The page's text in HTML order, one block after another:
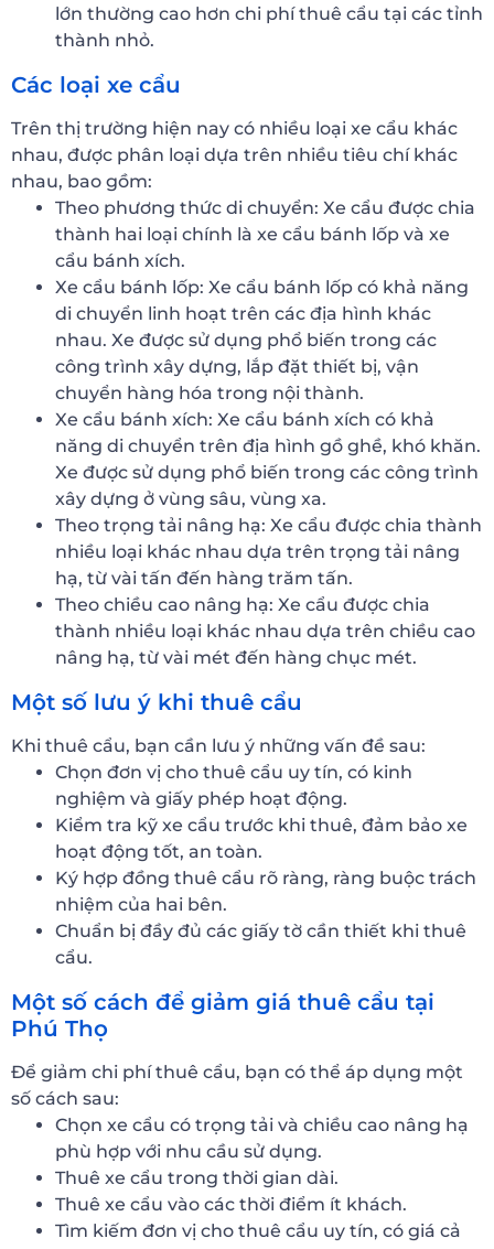
lớn thường cao hơn chi phí thuê cẩu tại các tỉnh
thành nhỏ.
Các loại xe cẩu
Trên thị trường hiện nay có nhiều loại xe cẩu khác
nhau, được phân loại dựa trên nhiều tiêu chí khác
nhau, bao gồm:
Theo phương thức di chuyển: Xe cẩu được chia
thành hai loại chính là xe cẩu bánh lốp và xe
cẩu bánh xích.
Xe cẩu bánh lốp: Xe cẩu bánh lốp có khả năng
di chuyển linh hoạt trên các địa hình khác
nhau. Xe được sử dụng phổ biến trong các
công trình xây dựng, lắp đặt thiết bị, vận
chuyển hàng hóa trong nội thành.
Xe cẩu bánh xích: Xe cẩu bánh xích có khả
năng di chuyển trên địa hình gồ ghề, khó khăn.
Xe được sử dụng phổ biến trong các công trình
xây dựng ở vùng sâu, vùng xa.
Theo trọng tải nâng hạ: Xe cẩu được chia thành
nhiều loại khác nhau dựa trên trọng tải nâng
hạ, từ vài tấn đến hàng trăm tấn.
Theo chiều cao nâng hạ: Xe cẩu được chia
thành nhiều loại khác nhau dựa trên chiều cao
nâng hạ, từ vài mét đến hàng chục mét.
Một số lưu ý khi thuê cẩu
Khi thuê cẩu, bạn cần lưu ý những vấn đề sau:
Chọn đơn vị cho thuê cẩu uy tín, có kinh
nghiệm và giấy phép hoạt động.
Kiểm tra kỹ xe cẩu trước khi thuê, đảm bảo xe
hoạt động tốt, an toàn.
Ký hợp đồng thuê cẩu rõ ràng, ràng buộc trách
nhiệm của hai bên.
Chuẩn bị đầy đủ các giấy tờ cần thiết khi thuê
cẩu.
Một số cách để giảm giá thuê cẩu tại
Phú Thọ
Để giảm chi phí thuê cẩu, bạn có thể áp dụng một
số cách sau:
Chọn xe cẩu có trọng tải và chiều cao nâng hạ
phù hợp với nhu cầu sử dụng.
Thuê xe cẩu trong thời gian dài.
Thuê xe cẩu vào các thời điểm ít khách.
Tìm kiếm đơn vị cho thuê cẩu uy tín, có giá cả